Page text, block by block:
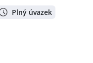
Plný úvazek